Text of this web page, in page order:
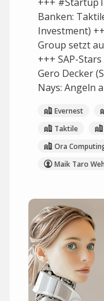
Banken:
Investment)
Group setzt
+++ SAP-
Gero Decker
Nays: Angeln
Evernest
Taktile
Ora
Maik Taro